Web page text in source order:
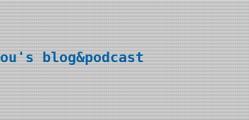
blog&podcast